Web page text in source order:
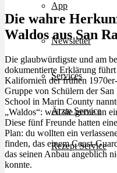
App
Newsletter
Services
Ärzte Service
Rezept Service
Die wahre
Waldos aus San
Die glaubwürdigste und am
dokumentierte Erklärung führt
Kalifornien der frühen
Gruppe von Schülern der
School in Marin County
„Waldos“: weil sie gerne an
Diese fünf Freunde hatten
Plan: du wollten ein
finden, das einem Coast-
das seinen Anbau angeblich
konnte.